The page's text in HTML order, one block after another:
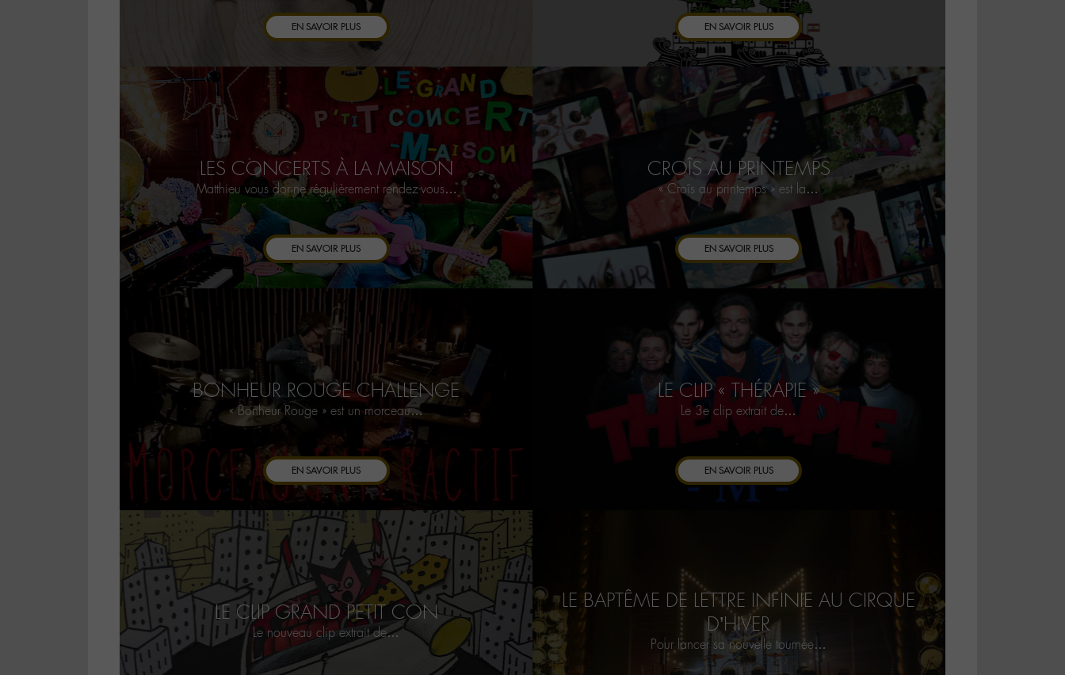
EN SAVOIR PLUS EN SAVOIR PLUS
LES CONCERTS À LA MAISON
Matthieu vous donne régulièrement rendez-vous…
EN SAVOIR PLUS
CROÎS AU PRINTEMPS
« Croîs au printemps » est la…
EN SAVOIR PLUS
BONHEUR ROUGE CHALLENGE
« Bonheur Rouge » est un morceau…
EN SAVOIR PLUS
LE CLIP « THÉRAPIE »
Le 3e clip extrait de…
EN SAVOIR PLUS
LE CLIP GRAND PETIT CON
Le nouveau clip extrait de…
LE BAPTÊME DE LETTRE INFINIE AU CIRQUE
D’HIVER
Pour lancer sa nouvelle tournée…